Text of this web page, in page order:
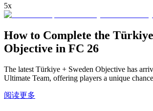
5x
How to Complete the
Objective in FC 26
The latest Türkiye + Sweden Objective has
Ultimate Team, offering players a unique
阅读更多